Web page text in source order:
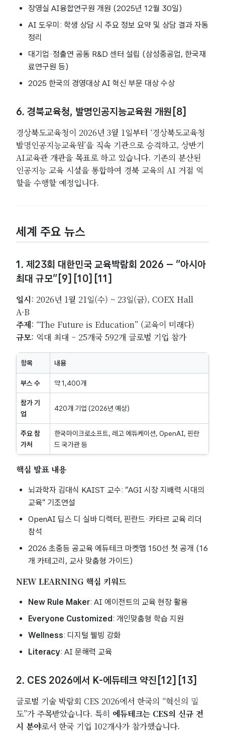
장영실 AI융합연구원 개원 (2025년 12월 30일)
AI 도우미: 학생 상담 시 주요 정보 요약 및 상담 결과 자동
정리
대기업·정출연 공동 R&D 센터 설립 (삼성중공업, 한국재
료연구원 등)
2025 한국의 경영대상 AI 혁신 부문 대상 수상
6. 경북교육청, 발명인공지능교육원 개원[8]
경상북도교육청이 2026년 3월 1일부터 ‘경상북도교육청
발명인공지능교육원’을 직속 기관으로 승격하고, 상반기
AI교육관 개관을 목표로 하고 있습니다. 기존의 분산된
인공지능 교육 시설을 통합하여 경북 교육의 AI 거점 역
할을 수행할 예정입니다.
세계 주요 뉴스
1. 제23회 대한민국 교육박람회 2026 – “아시아
최대 규모”[9][10][11]
일시: 2026년 1월 21일(수) ~ 23일(금), COEX Hall
A·B
주제: “The Future is Education” (교육이 미래다)
규모: 역대 최대 – 25개국 592개 글로벌 기업 참가
항목 내용
부스 수 약 1,400개
참가 기
업
420개 기업 (2026년 예상)
주요 참
가처
한국마이크로소프트, 레고 에듀케이션, OpenAI, 핀란
드 국가관 등
핵심 발표 내용
뇌과학자 김대식 KAIST 교수: “AGI 시장 지배력 시대의
교육” 기조연설
OpenAI 딥스 디 실바 디렉터, 핀란드·카타르 교육 리더
참석
2026 초중등 공교육 에듀테크 마켓맵 150선 첫 공개 (16
개 카테고리, 교사 맞춤형 가이드)
NEW LEARNING 핵심 키워드
New Rule Maker: AI 에이전트의 교육 현장 활용
Everyone Customized: 개인맞춤형 학습 지원
Wellness: 디지털 웰빙 강화
Literacy: AI 문해력 교육
2. CES 2026에서 K-에듀테크 약진[12][13]
글로벌 기술 박람회 CES 2026에서 한국의 “혁신의 밀
도”가 주목받았습니다. 특히 에듀테크는 CES의 신규 전
시 분야로서 한국 기업 102개사가 참가했습니다.